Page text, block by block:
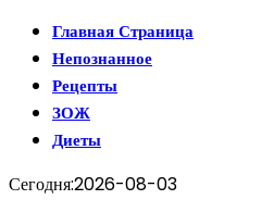
Главная Страница
Непознанное
Рецепты
ЗОЖ
Диеты
Сегодня:2026-08-03